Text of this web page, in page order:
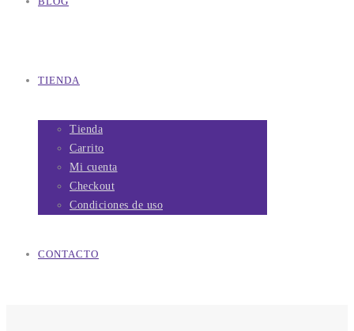
TIENDA
Tienda
Carrito
Mi cuenta
Checkout
Condiciones de uso
CONTACTO